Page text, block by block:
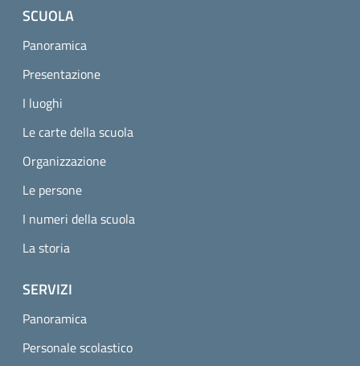
SCUOLA
Panoramica
Presentazione
I luoghi
Le carte della scuola
Organizzazione
Le persone
I numeri della scuola
La storia
SERVIZI
Panoramica
Personale scolastico